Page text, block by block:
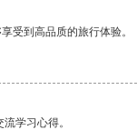
受到高品质的旅行体验。
学习心得。